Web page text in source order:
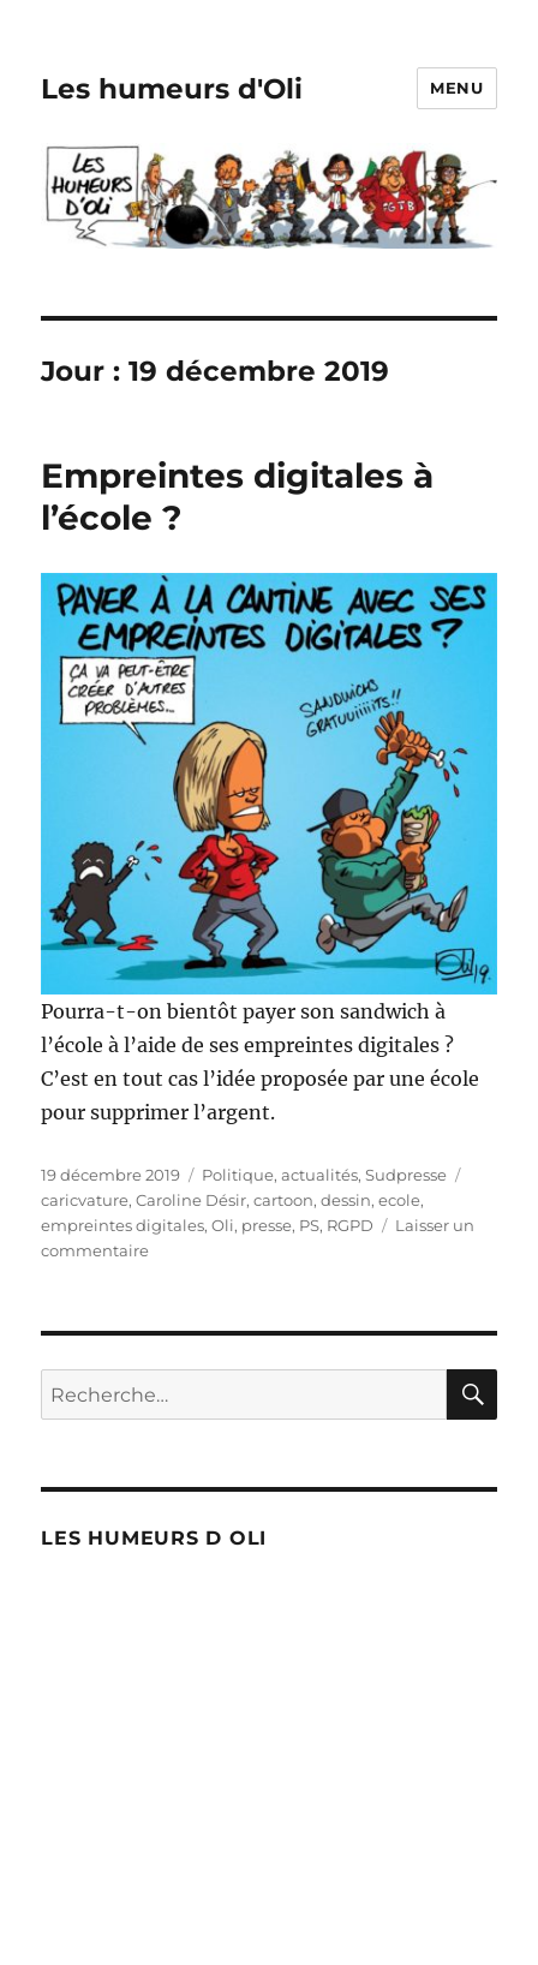
Les humeurs d'Oli MENU
Jour :19 décembre 2019
Empreintes digitales à
l’école ?
Pourra-t-on bientôt payer son sandwich à
l’école à l’aide de ses empreintes digitales ?
C’est en tout cas l’idée proposée par une école
pour supprimer l’argent.
Publié
le
19 décembre 2019 Catégories
Politique, actualités,Sudpresse
caricvature,Caroline Désir,cartoon,dessin,ecole,
empreintes digitales,Oli, presse, PS, RGPD
Laisser un
commentairesur
?
Recherche
pour :
LES HUMEURS D OLI